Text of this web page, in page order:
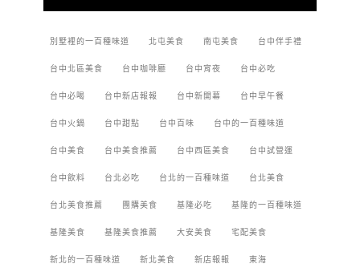
別墅裡的一百種味道 北屯美食 南屯美食 台中伴手禮
台中北區美食 台中咖啡廳 台中宵夜 台中必吃
台中必喝 台中新店報報 台中新開幕 台中早午餐
台中火鍋 台中甜點 台中百味 台中的一百種味道
台中美食 台中美食推薦 台中西區美食 台中試營運
台中飲料 台北必吃 台北的一百種味道 台北美食
台北美食推薦 團購美食 基隆必吃 基隆的一百種味道
基隆美食 基隆美食推薦 大安美食 宅配美食
新北的一百種味道 新北美食 新店報報 東海